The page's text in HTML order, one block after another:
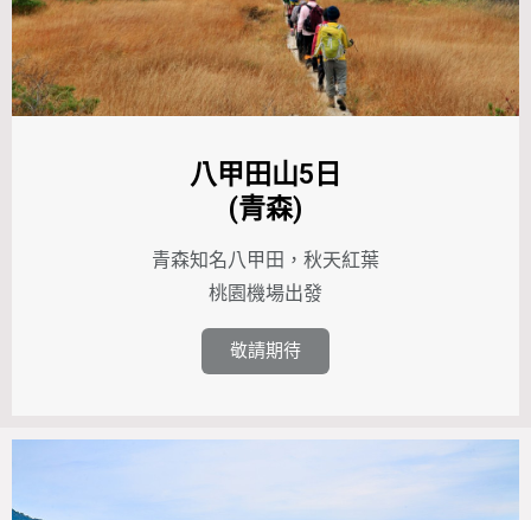
八甲田山5日
(青森)
青森知名八甲田，秋天紅葉
桃園機場出發
敬請期待